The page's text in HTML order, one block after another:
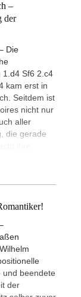
–
der
Die
1.d4 Sf6 2.c4
kam erst in
Seitdem ist
nicht nur
aller
die gerade
und beendete
der